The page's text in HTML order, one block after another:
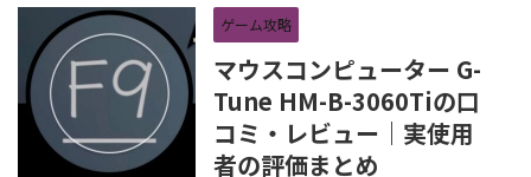
ゲーム攻略
マウスコンピューター G-
Tune HM-B-3060Tiの口
コミ・レビュー｜実使用
者の評価まとめ